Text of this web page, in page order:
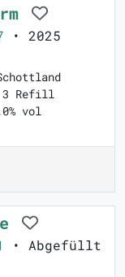
• 2025
Refill
vol
• Abgefüllt